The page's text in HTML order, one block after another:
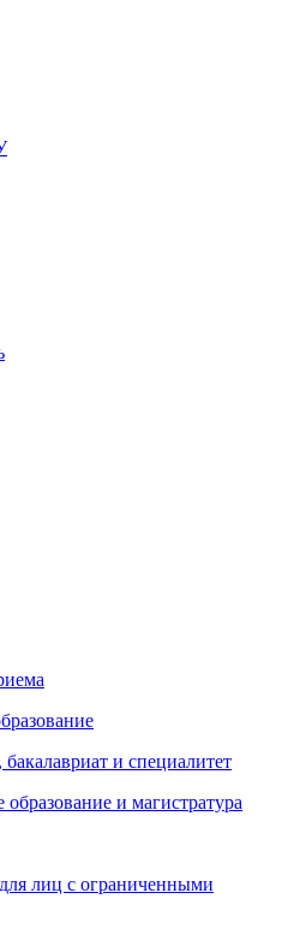
и специалитет
и магистратура
лиц с ограниченными